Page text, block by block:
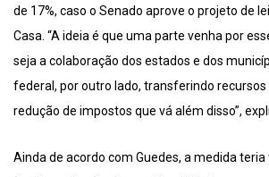
de 17%, caso o Senado aprove o projeto de
Casa. “A ideia é que uma parte venha por
seja a colaboração dos estados e dos
federal, por outro lado, transferindo
redução de impostos que vá além disso”,
Ainda de acordo com Guedes, a medida teria